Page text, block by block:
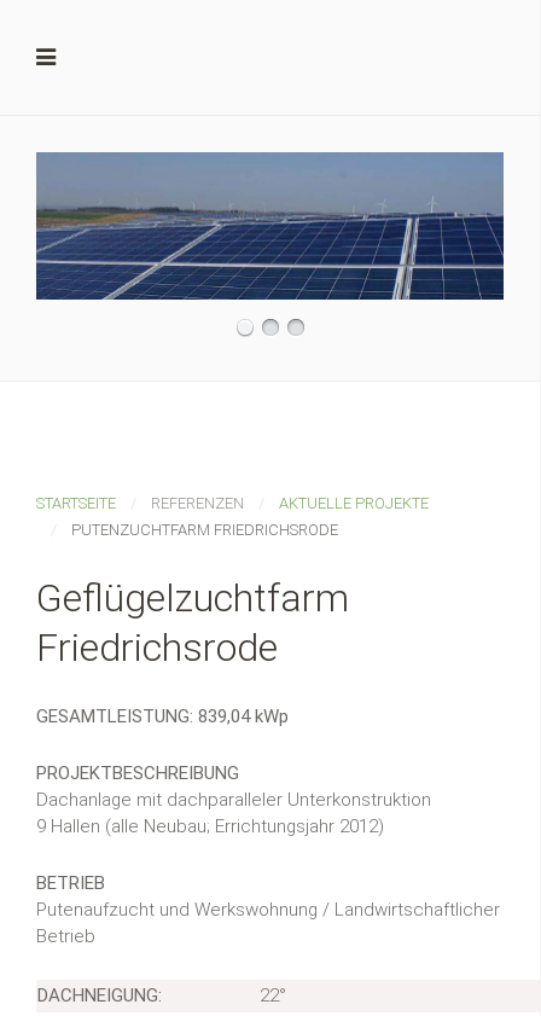
STARTSEITE REFERENZEN
AKTUELLE PROJEKTE
PUTENZUCHTFARM FRIEDRICHSRODE
Geflügelzuchtfarm
Friedrichsrode
GESAMTLEISTUNG: 839,04 kWp
PROJEKTBESCHREIBUNG
Dachanlage mit dachparalleler Unterkonstruktion
9 Hallen (alle Neubau; Errichtungsjahr 2012)
BETRIEB
Putenaufzucht und Werkswohnung / Landwirtschaftlicher
Betrieb
DACHNEIGUNG:
22°